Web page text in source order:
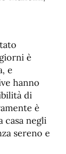
è
e
hanno
di
è
casa negli
sereno e